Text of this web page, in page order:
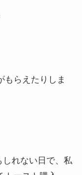
もらえたりしま
しれない日で、私